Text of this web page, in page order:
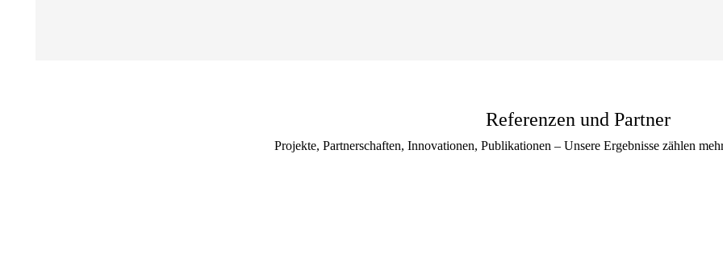
Referenzen und Partner
Projekte, Partnerschaften, Innovationen, Publikationen – Unsere Ergebnisse zählen